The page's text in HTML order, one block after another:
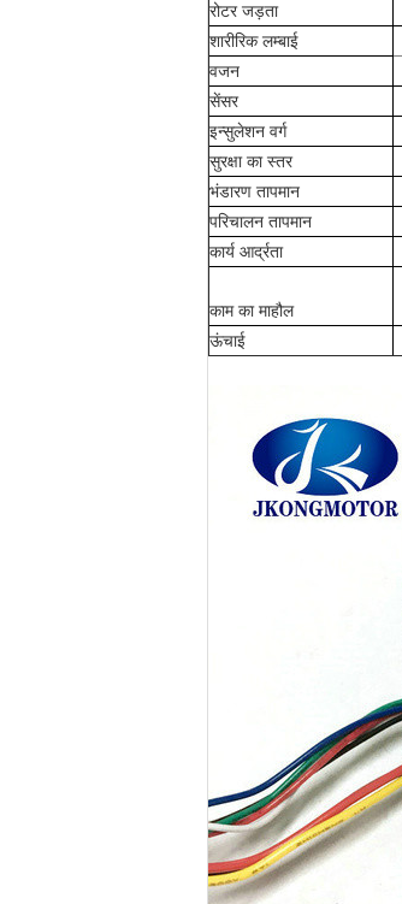
रोटर जड़ता
शारीरिक लम्बाई
वजन
सेंसर
इन्सुलेशन वर्ग
सुरक्षा का स्तर
भंडारण तापमान
परिचालन तापमान
कार्य आर्द्रता
काम का माहौल
ऊंचाई